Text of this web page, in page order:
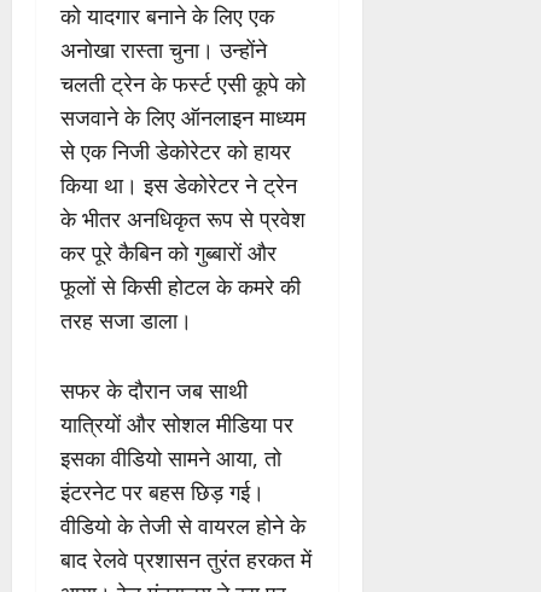
को यादगार बनाने के लिए एक
अनोखा रास्ता चुना। उन्होंने
चलती ट्रेन के फर्स्ट एसी कूपे को
सजवाने के लिए ऑनलाइन माध्यम
से एक निजी डेकोरेटर को हायर
किया था। इस डेकोरेटर ने ट्रेन
के भीतर अनधिकृत रूप से प्रवेश
कर पूरे कैबिन को गुब्बारों और
फूलों से किसी होटल के कमरे की
तरह सजा डाला।
सफर के दौरान जब साथी
यात्रियों और सोशल मीडिया पर
इसका वीडियो सामने आया, तो
इंटरनेट पर बहस छिड़ गई।
वीडियो के तेजी से वायरल होने के
बाद रेलवे प्रशासन तुरंत हरकत में